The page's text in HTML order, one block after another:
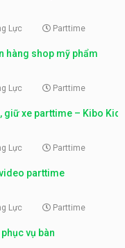
Lực Parttime
hàng shop mỹ phẩm
Lực Parttime
giữ xe parttime – Kibo Kid
Lực Parttime
parttime
Lực Parttime
vụ bàn